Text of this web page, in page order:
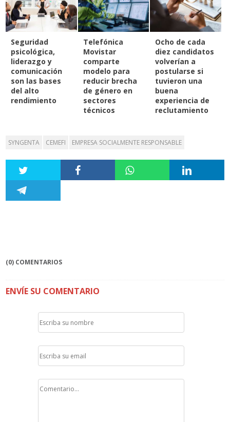
Seguridad
psicológica,
liderazgo y
comunicación
son las bases
del alto
rendimiento
Telefónica
Movistar
comparte
modelo para
reducir brecha
de género en
sectores
técnicos
Ocho de cada
diez candidatos
volverían a
postularse si
tuvieron una
buena
experiencia de
reclutamiento
SYNGENTA CEMEFI EMPRESA SOCIALMENTE RESPONSABLE
(0) COMENTARIOS
ENVÍE SU COMENTARIO